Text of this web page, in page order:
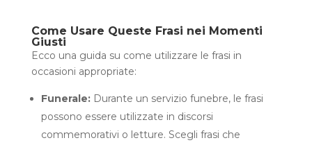
Come Usare Queste Frasi nei Momenti
Giusti
Ecco una guida su come utilizzare le frasi in
occasioni appropriate:
Funerale:Durante un servizio funebre, le frasi
possono essere utilizzate in discorsi
commemorativi o letture. Scegli frasi che